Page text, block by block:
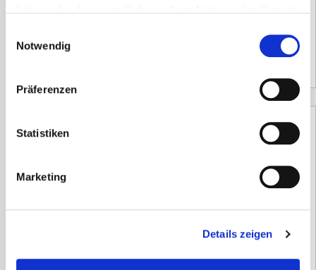
Notwendig
Präferenzen
Statistiken
Marketing
Details zeigen